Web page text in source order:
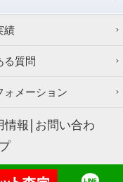
績
る質問
ォメーション
情報
お問い合わ
Reserved.